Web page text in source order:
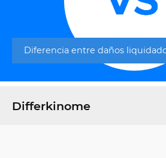
Diferencia entre daños
Differkinome